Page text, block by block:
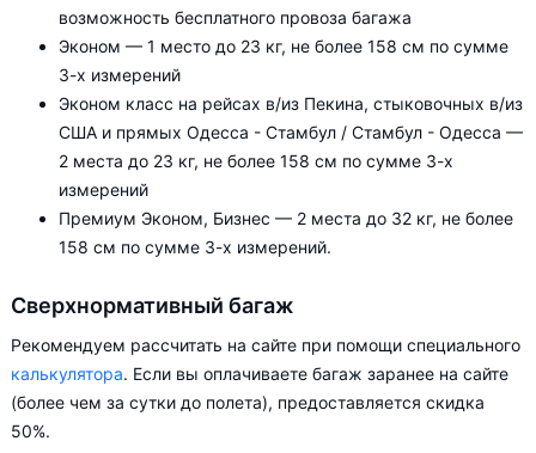
возможность бесплатного провоза багажа
Эконом — 1 место до 23 кг, не более 158 см по сумме
3-х измерений
Эконом класс на рейсах в/из Пекина, стыковочных в/из
США и прямых Одесса - Стамбул / Стамбул - Одесса —
2 места до 23 кг, не более 158 см по сумме 3-х
измерений
Премиум Эконом, Бизнес — 2 места до 32 кг, не более
158 см по сумме 3-х измерений.
Сверхнормативный багаж
Рекомендуем рассчитать на сайте при помощи специального
калькулятора. Если вы оплачиваете багаж заранее на сайте
(более чем за сутки до полета), предоставляется скидка
50%.